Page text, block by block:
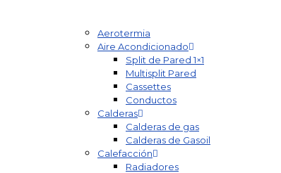
Aerotermia
Aire Acondicionado
Split de Pared 1×1
Multisplit Pared
Cassettes
Conductos
Calderas
Calderas de gas
Calderas de Gasoil
Calefacción
Radiadores